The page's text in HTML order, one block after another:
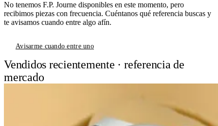
No tenemos F.P. Journe disponibles en este momento, pero
recibimos piezas con frecuencia. Cuéntanos qué referencia buscas y
te avisamos cuando entre algo afín.
Avisarme cuando entre uno
Vendidos recientemente · referencia de
mercado